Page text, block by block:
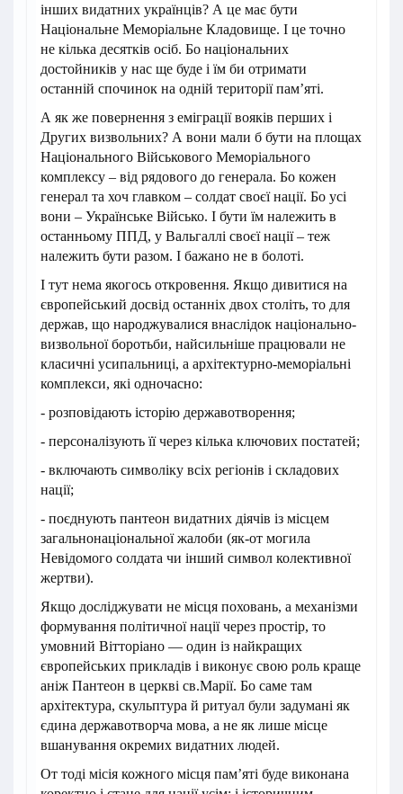
інших видатних українців? А це має бути
Національне Меморіальне Кладовище. І це точно
не кілька десятків осіб. Бо національних
достойників у нас ще буде і їм би отримати
останній спочинок на одній території пам’яті.
А як же повернення з еміграції вояків перших і
Других визвольних? А вони мали б бути на площах
Національного Військового Меморіального
комплексу – від рядового до генерала. Бо кожен
генерал та хоч главком – солдат своєї нації. Бо усі
вони – Українське Військо. І бути їм належить в
останньому ППД, у Вальгаллі своєї нації – теж
належить бути разом. І бажано не в болоті.
І тут нема якогось откровення. Якщо дивитися на
європейський досвід останніх двох століть, то для
держав, що народжувалися внаслідок національно-
визвольної боротьби, найсильніше працювали не
класичні усипальниці, а архітектурно-меморіальні
комплекси, які одночасно:
- розповідають історію державотворення;
- персоналізують її через кілька ключових постатей;
- включають символіку всіх регіонів і складових
нації;
- поєднують пантеон видатних діячів із місцем
загальнонаціональної жалоби (як-от могила
Невідомого солдата чи інший символ колективної
жертви).
Якщо досліджувати не місця поховань, а механізми
формування політичної нації через простір, то
умовний Вітторіано — один із найкращих
європейських прикладів і виконує свою роль краще
аніж Пантеон в церкві св.Марії. Бо саме там
архітектура, скульптура й ритуал були задумані як
єдина державотворча мова, а не як лише місце
вшанування окремих видатних людей.
От тоді місія кожного місця пам’яті буде виконана